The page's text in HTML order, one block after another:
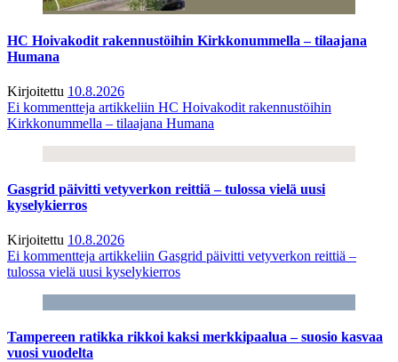
HC Hoivakodit rakennustöihin Kirkkonummella – tilaajana
Humana
Kirjoitettu 10.8.2026
Ei kommentteja artikkeliin HC Hoivakodit rakennustöihin
Kirkkonummella – tilaajana Humana
Gasgrid päivitti vetyverkon reittiä – tulossa vielä uusi
kyselykierros
Kirjoitettu 10.8.2026
Ei kommentteja artikkeliin Gasgrid päivitti vetyverkon reittiä –
tulossa vielä uusi kyselykierros
Tampereen ratikka rikkoi kaksi merkkipaalua – suosio kasvaa
vuosi vuodelta